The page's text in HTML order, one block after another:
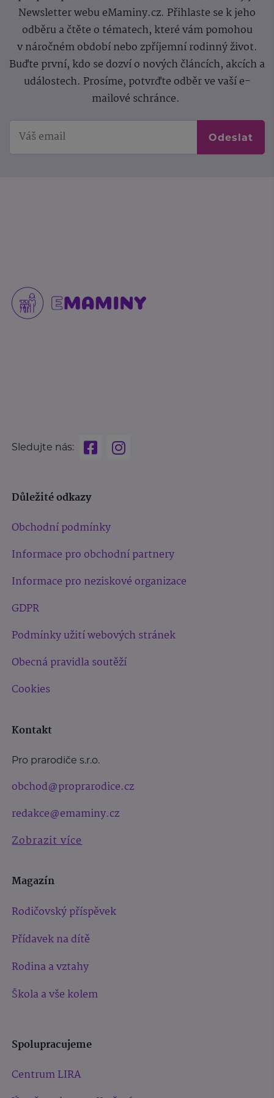
Newsletter webu eMaminy.cz. Přihlaste se k jeho
odběru a čtěte o tématech, které vám pomohou
v náročném období nebo zpříjemní rodinný život.
Buďte první, kdo se dozví o nových článcích, akcích a
událostech. Prosíme, potvrďte odběr ve vaší e-
mailové schránce.
Odeslat
Sledujte nás:
Důležité odkazy
Obchodní podmínky
Informace pro obchodní partnery
Informace pro neziskové organizace
GDPR
Podmínky užití webových stránek
Obecná pravidla soutěží
Cookies
Kontakt
Pro prarodiče s.r.o.
obchod@proprarodice.cz
redakce@emaminy.cz
Zobrazit více
Magazín
Rodičovský příspěvek
Přídavek na dítě
Rodina a vztahy
Škola a vše kolem
Spolupracujeme
Centrum LIRA